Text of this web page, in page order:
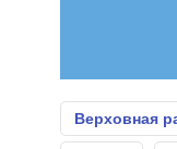
Верховная